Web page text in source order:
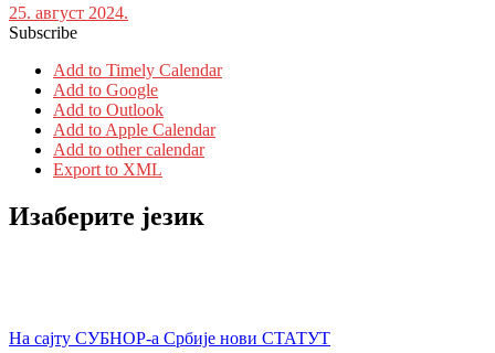
25. август 2024.
Subscribe
Add to Timely Calendar
Add to Google
Add to Outlook
Add to Apple Calendar
Add to other calendar
Export to XML
Изаберите језик
На сајту СУБНОР-а Србије нови СТАТУТ